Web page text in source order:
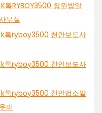
톡RYBOY3500 창원밤알
무실
톡ryboy3500 천안보도사
톡ryboy3500 천안보도사
톡ryboy3500 천안업소알
미